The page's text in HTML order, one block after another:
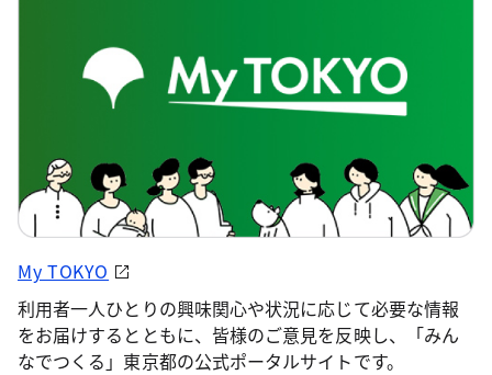
My TOKYO
利用者一人ひとりの興味関心や状況に応じて必要な情報
をお届けするとともに、皆様のご意見を反映し、「みん
なでつくる」東京都の公式ポータルサイトです。